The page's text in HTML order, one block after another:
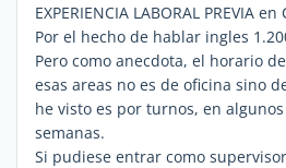
EXPERIENCIA LABORAL PREVIA en
Por el hecho de hablar ingles
Pero como anecdota, el horario
esas areas no es de oficina sino
he visto es por turnos, en
semanas.
Si pudiese entrar como